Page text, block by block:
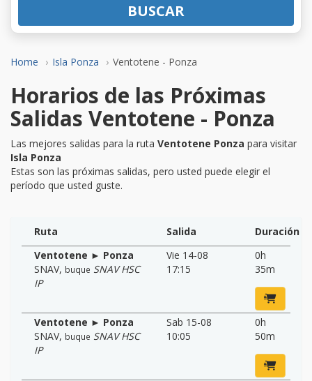
Home Isla Ponza Ventotene - Ponza
BUSCAR
Horarios de las Próximas
Salidas Ventotene - Ponza
Las mejores salidas para la ruta Ventotene Ponza para visitar
Isla Ponza
Estas son las próximas salidas, pero usted puede elegir el
período que usted guste.
Ruta Salida
Duración
Ventotene ► Ponza
SNAV, buque SNAV HSC
IP
Vie 14-08
17:15
0h
35m
Ventotene ► Ponza
SNAV, buque SNAV HSC
IP
Sab 15-08
10:05
0h
50m